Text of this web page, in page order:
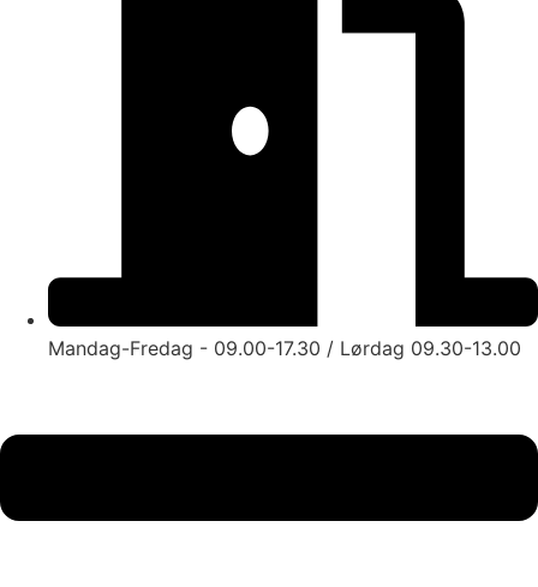
Mandag-Fredag - 09.00-17.30 / Lørdag 09.30-13.00